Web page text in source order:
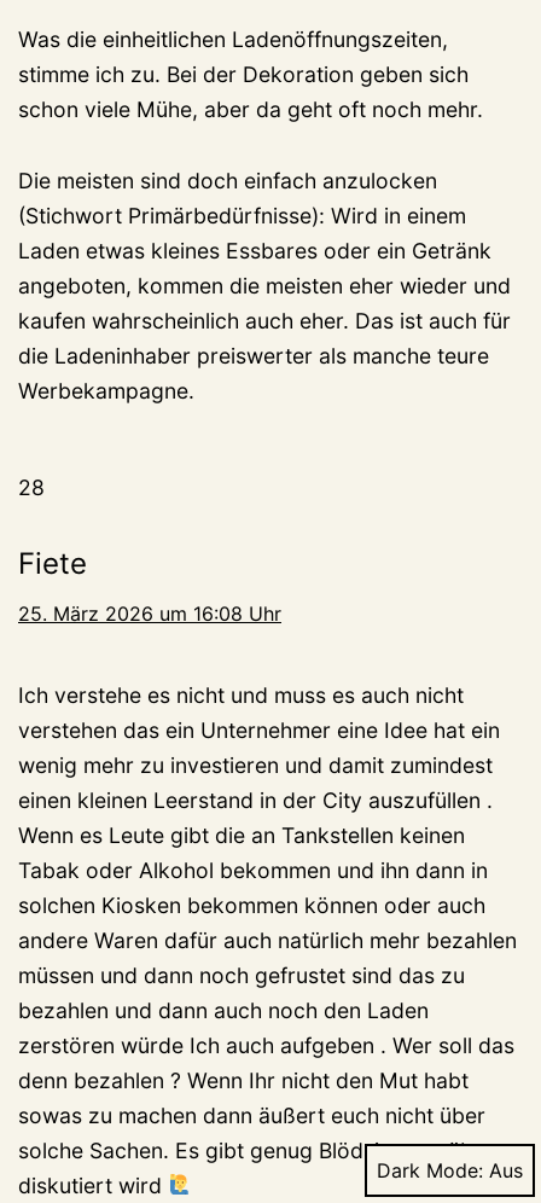
Was die einheitlichen Ladenöffnungszeiten,
stimme ich zu. Bei der Dekoration geben sich
schon viele Mühe, aber da geht oft noch mehr.
Die meisten sind doch einfach anzulocken
(Stichwort Primärbedürfnisse): Wird in einem
Laden etwas kleines Essbares oder ein Getränk
angeboten, kommen die meisten eher wieder und
kaufen wahrscheinlich auch eher. Das ist auch für
die Ladeninhaber preiswerter als manche teure
Werbekampagne.
28
Fiete
25. März 2026 um 16:08 Uhr
Ich verstehe es nicht und muss es auch nicht
verstehen das ein Unternehmer eine Idee hat ein
wenig mehr zu investieren und damit zumindest
einen kleinen Leerstand in der City auszufüllen .
Wenn es Leute gibt die an Tankstellen keinen
Tabak oder Alkohol bekommen und ihn dann in
solchen Kiosken bekommen können oder auch
andere Waren dafür auch natürlich mehr bezahlen
müssen und dann noch gefrustet sind das zu
bezahlen und dann auch noch den Laden
zerstören würde Ich auch aufgeben . Wer soll das
denn bezahlen ? Wenn Ihr nicht den Mut habt
sowas zu machen dann äußert euch nicht über
solche Sachen. Es gibt genug Blödsinn worüber
diskutiert wird
Dark Mode: